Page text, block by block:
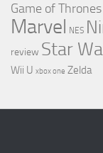
Game of Thrones
Marvel NES
review Star
Wii U xbox one Zelda